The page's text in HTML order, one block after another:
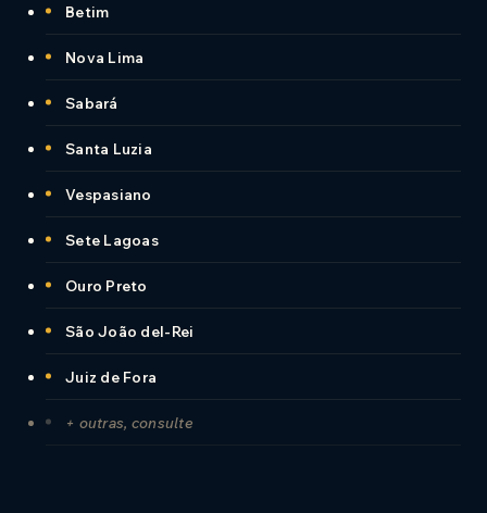
Betim
Nova Lima
Sabará
Santa Luzia
Vespasiano
Sete Lagoas
Ouro Preto
São João del-Rei
Juiz de Fora
+ outras, consulte